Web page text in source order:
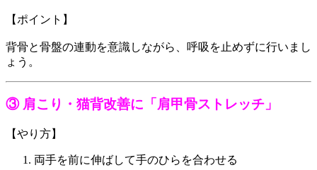
【ポイント】
背骨と骨盤の連動を意識しながら、呼吸を止めずに行いまし
ょう。
③ 肩こり・猫背改善に「肩甲骨ストレッチ」
【やり方】
両手を前に伸ばして手のひらを合わせる